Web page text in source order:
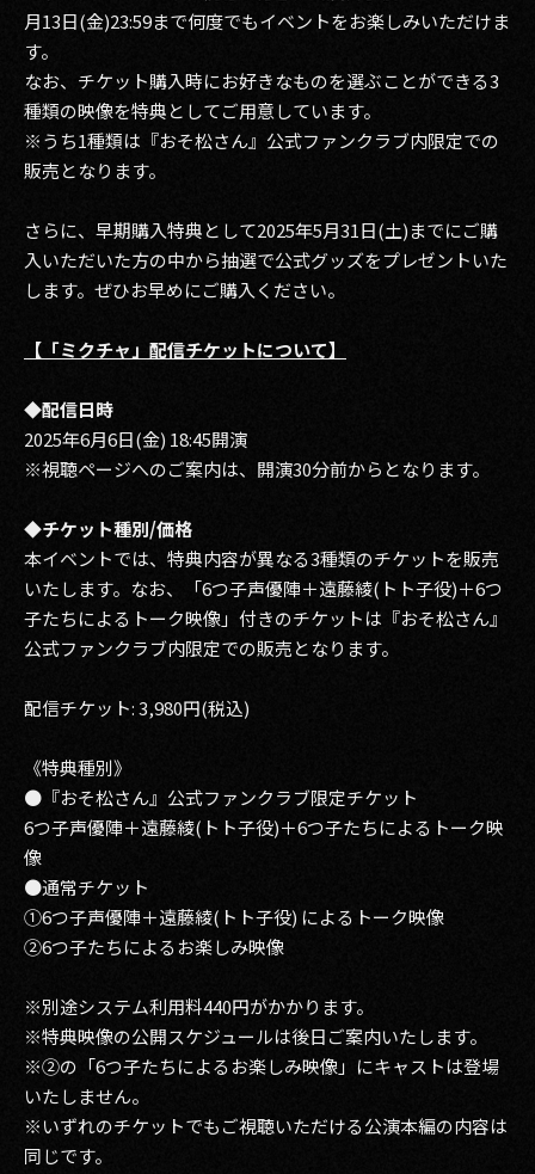
月13日(金)23:59まで何度でもイベントをお楽しみいただけま
す。
なお、チケット購入時にお好きなものを選ぶことができる3
種類の映像を特典としてご用意しています。
※うち1種類は『おそ松さん』公式ファンクラブ内限定での
販売となります。
さらに、早期購入特典として2025年5月31日(土)までにご購
入いただいた方の中から抽選で公式グッズをプレゼントいた
します。ぜひお早めにご購入ください。
【「ミクチャ」配信チケットについて】
◆配信日時
2025年6月6日(金) 18:45開演
※視聴ページへのご案内は、開演30分前からとなります。
◆チケット種別/価格
本イベントでは、特典内容が異なる3種類のチケットを販売
いたします。なお、「6つ子声優陣＋遠藤綾(トト子役)＋6つ
子たちによるトーク映像」付きのチケットは『おそ松さん』
公式ファンクラブ内限定での販売となります。
配信チケット: 3,980円(税込)
《特典種別》
●『おそ松さん』公式ファンクラブ限定チケット
6つ子声優陣＋遠藤綾(トト子役)＋6つ子たちによるトーク映
像
●通常チケット
①6つ子声優陣＋遠藤綾(トト子役) によるトーク映像
②6つ子たちによるお楽しみ映像
※別途システム利用料440円がかかります。
※特典映像の公開スケジュールは後日ご案内いたします。
※②の「6つ子たちによるお楽しみ映像」にキャストは登場
いたしません。
※いずれのチケットでもご視聴いただける公演本編の内容は
同じです。